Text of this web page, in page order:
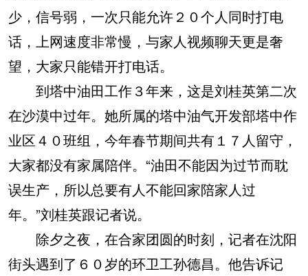
少，信号弱，一次只能允许２０个人同时打电
话，上网速度非常慢，与家人视频聊天更是奢
望，大家只能错开打电话。
到塔中油田工作３年来，这是刘桂英第二次
在沙漠中过年。她所属的塔中油气开发部塔中作
业区４０班组，今年春节期间共有１７人留守，
大家都没有家属陪伴。“油田不能因为过节而耽
误生产，所以总要有人不能回家陪家人过
年。”刘桂英跟记者说。
除夕之夜，在合家团圆的时刻，记者在沈阳
街头遇到了６０岁的环卫工孙德昌。他告诉记